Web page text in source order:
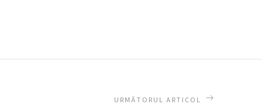
URMĂTORUL ARTICOL